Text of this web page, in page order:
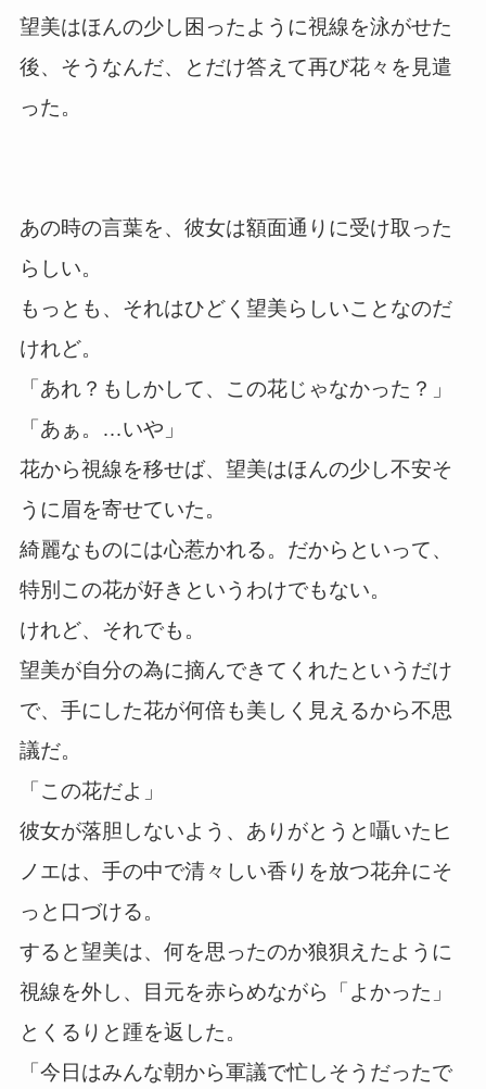
望美はほんの少し困ったように視線を泳がせた
後、そうなんだ、とだけ答えて再び花々を見遣
った。
あの時の言葉を、彼女は額面通りに受け取った
らしい。
もっとも、それはひどく望美らしいことなのだ
けれど。
「あれ？もしかして、この花じゃなかった？」
「あぁ。…いや」
花から視線を移せば、望美はほんの少し不安そ
うに眉を寄せていた。
綺麗なものには心惹かれる。だからといって、
特別この花が好きというわけでもない。
けれど、それでも。
望美が自分の為に摘んできてくれたというだけ
で、手にした花が何倍も美しく見えるから不思
議だ。
「この花だよ」
彼女が落胆しないよう、ありがとうと囁いたヒ
ノエは、手の中で清々しい香りを放つ花弁にそ
っと口づける。
すると望美は、何を思ったのか狼狽えたように
視線を外し、目元を赤らめながら「よかった」
とくるりと踵を返した。
「今日はみんな朝から軍議で忙しそうだったで